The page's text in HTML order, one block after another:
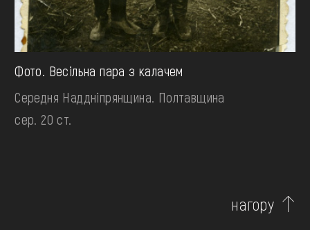
Фото. Весільна пара з калачем
Середня Наддніпрянщина. Полтавщина
сер. 20 ст.
нагору